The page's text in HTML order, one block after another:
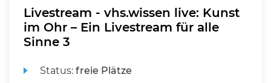
Livestream - vhs.wissen live: Kunst
im Ohr – Ein Livestream für alle
Sinne 3
Status:freie Plätze